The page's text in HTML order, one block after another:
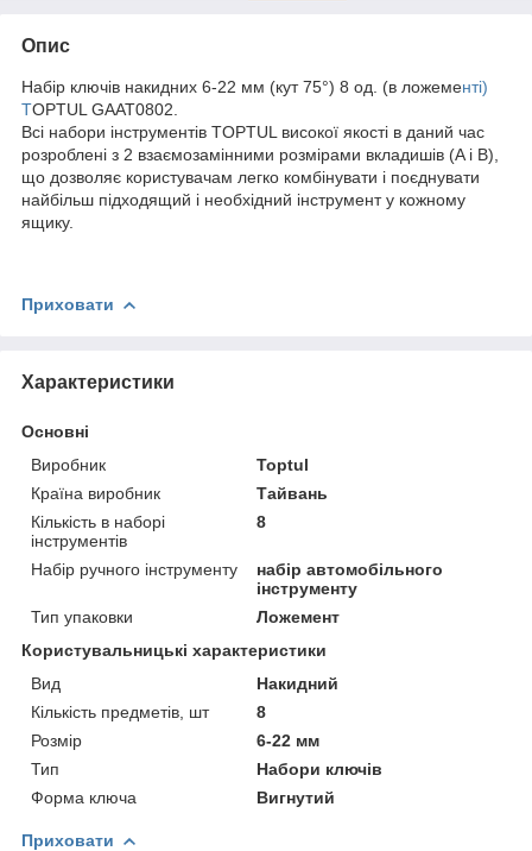
Опис
Набір ключів накидних 6-22 мм (кут 75°) 8 од. (в ложементі)
TOPTUL GAAT0802.
Всі набори інструментів TOPTUL високої якості в даний час
розроблені з 2 взаємозамінними розмірами вкладишів (A і B),
що дозволяє користувачам легко комбінувати і поєднувати
найбільш підходящий і необхідний інструмент у кожному
ящику.
Приховати
Характеристики
Основні
Виробник
Toptul
Країна виробник
Тайвань
Кількість в наборі
інструментів
8
Набір ручного інструменту
набір автомобільного
інструменту
Тип упаковки
Ложемент
Користувальницькі характеристики
Вид
Накидний
Кількість предметів, шт
8
Розмір
6-22 мм
Тип
Набори ключів
Форма ключа
Вигнутий
Приховати